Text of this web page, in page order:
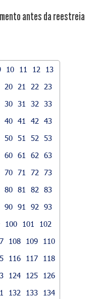
antes da reestreia
10 11 12
13
20 21 22
23
30 31 32
33
40 41 42
43
50 51 52
53
60 61 62
63
70 71 72
73
80 81 82
83
90 91 92
93
100 101
102
108 109
110
116 117
118
124 125
126
132 133
134